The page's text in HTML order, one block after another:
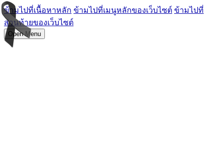
ข้ามไปที่เนื้อหาหลัก ข้ามไปที่เมนูหลักของเว็บไซต์ ข้ามไปที่
ส่วนท้ายของเว็บไซต์
Open Menu